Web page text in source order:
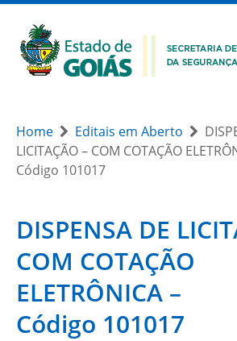
Home Editais em Aberto
LICITAÇÃO – COM COTAÇÃO
Código 101017
DISPENSA DE
COM COTAÇÃO
ELETRÔNICA –
Código 101017